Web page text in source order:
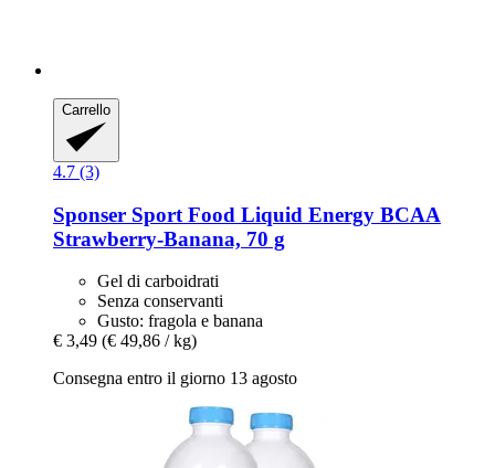
Carrello
4.7 (3)
Sponser Sport Food Liquid Energy BCAA
Strawberry-​Banana, 70 g
Gel di carboidrati
Senza conservanti
Gusto: fragola e banana
€ 3,49 (€ 49,86 / kg)
Consegna entro il giorno 13 agosto